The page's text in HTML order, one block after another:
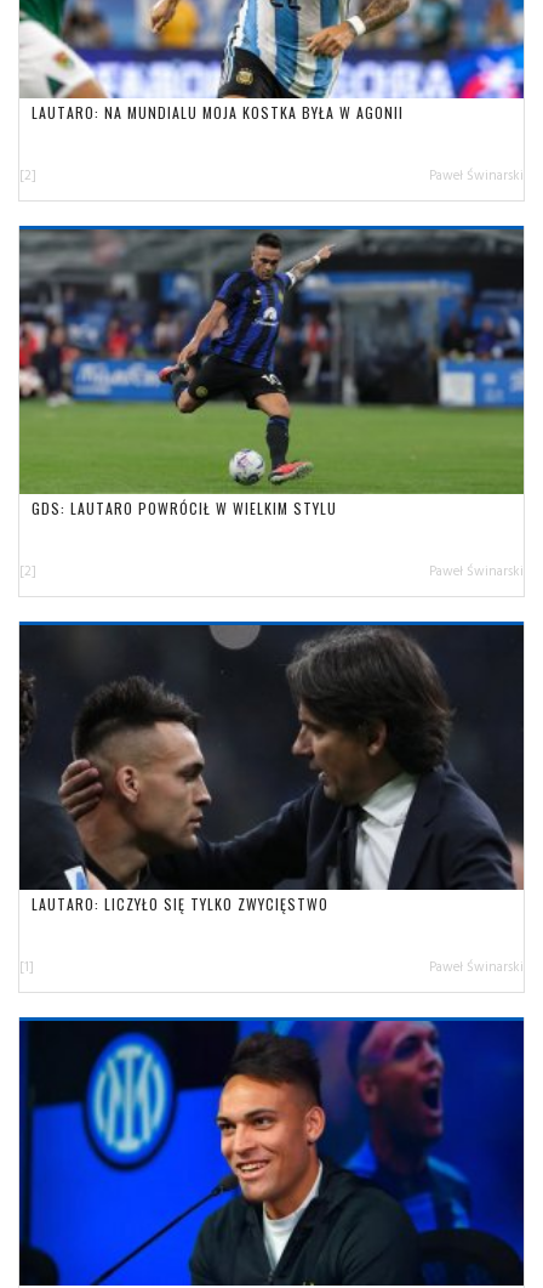
LAUTARO: NA MUNDIALU MOJA KOSTKA BYŁA W AGONII
[2] Paweł Świnarski
GDS: LAUTARO POWRÓCIŁ W WIELKIM STYLU
[2] Paweł Świnarski
LAUTARO: LICZYŁO SIĘ TYLKO ZWYCIĘSTWO
[1] Paweł Świnarski